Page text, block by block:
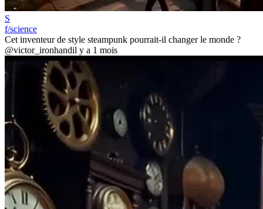
S
f/science
Cet inventeur de style steampunk pourrait-il changer le monde ?
@victor_ironhandil y a 1 mois